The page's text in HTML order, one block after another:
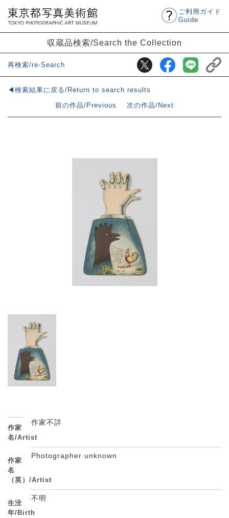
ご利用ガイド
Guide
収蔵品検索/Search the Collection
再検索/re-Search
◀検索結果に戻る/Return to search results
前の作品/Previous
次の作品/Next
作家
名/Artist
作家不詳
作家
名
（英）/Artist
Photographer unknown
生没
年/Birth
不明